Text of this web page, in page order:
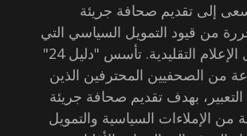
إلى تقديم صحافة جريئة
من قيود التمويل السياسي التي
تواجهها وسائل الإعلام التقليدية. تأسس "دليل 24"
من الصحفيين المحترفين الذين
بهدف تقديم صحافة جريئة
من الإملاءات السياسية والتمويل